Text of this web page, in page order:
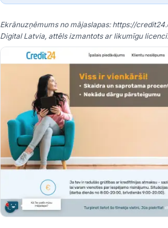
Ekrānuzņēmums no mājaslapas: https://
Digital Latvia, attēls izmantots ar likumīgu licenci.